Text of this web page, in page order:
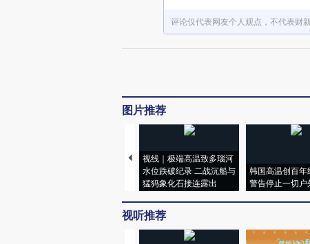
评论仅代表网友个人观点，不代表财
图片推荐
视线｜极端高温致多瑙河
水位跌破纪录 二战沉船与
猛犸象化石接连露出
韩国高温创百年
警告停止一切户
视听推荐